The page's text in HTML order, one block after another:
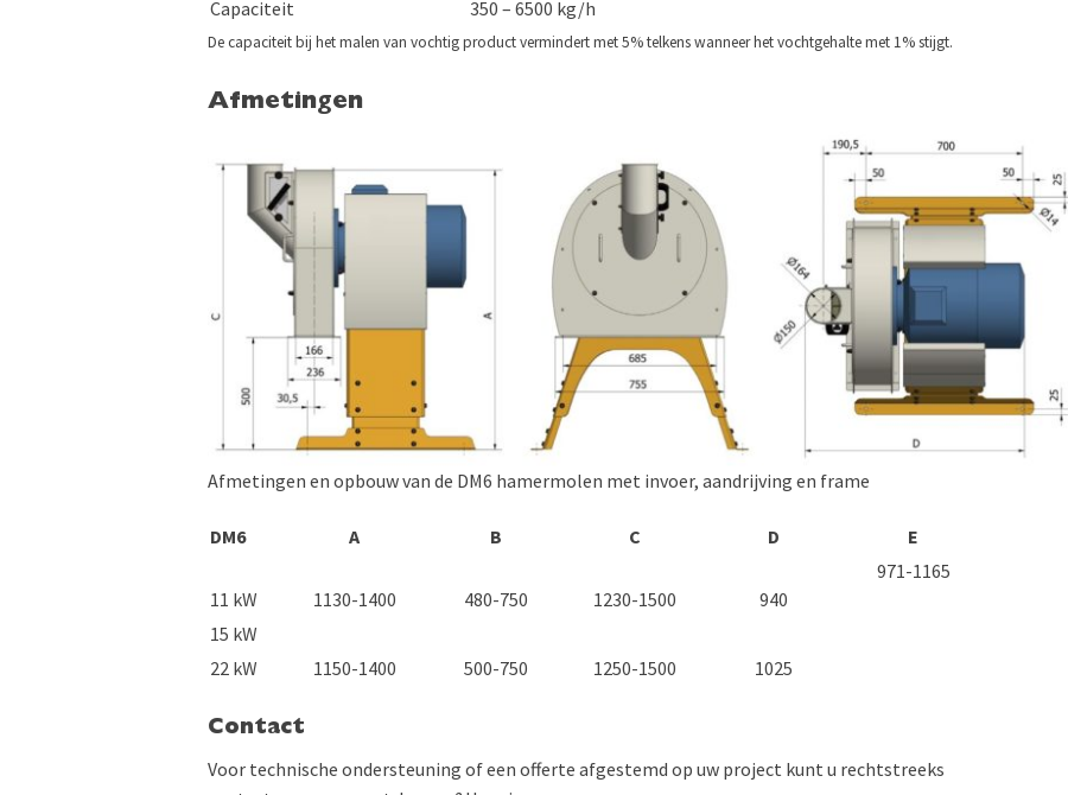
Capaciteit
350 – 6500 kg/h
De capaciteit bij het malen van vochtig product vermindert met 5% telkens wanneer het vochtgehalte met 1% stijgt.
Afmetingen
Afmetingen en opbouw van de DM6 hamermolen met invoer, aandrijving en frame
DM6 A B C D
E
971-1165
11 kW
1130-1400 480-750 1230-1500
940
15 kW
22 kW
1150-1400 500-750 1250-1500 1025
Contact
Voor technische ondersteuning of een offerte afgestemd op uw project kunt u rechtstreeks